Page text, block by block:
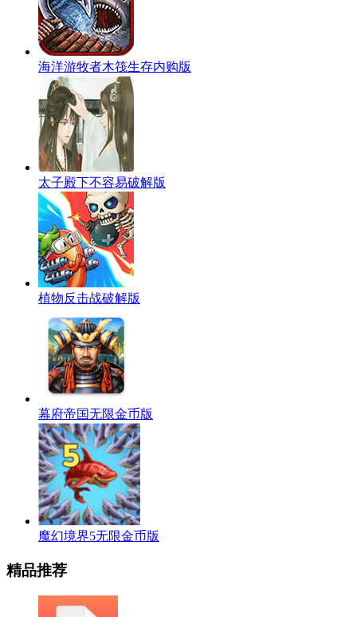
海洋游牧者木筏生存内购版
太子殿下不容易破解版
植物反击战破解版
幕府帝国无限金币版
魔幻境界5无限金币版
精品推荐